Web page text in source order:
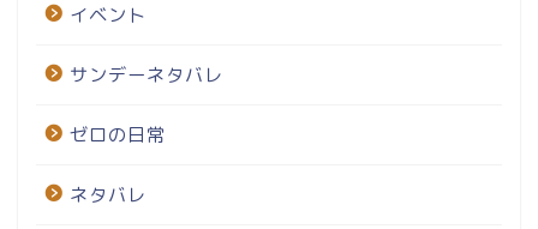
イベント
サンデーネタバレ
ゼロの日常
ネタバレ